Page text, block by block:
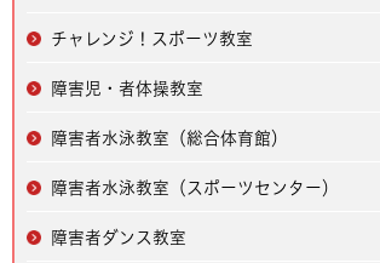
チャレンジ！スポーツ教室
障害児・者体操教室
障害者水泳教室（総合体育館）
障害者水泳教室（スポーツセンター）
障害者ダンス教室